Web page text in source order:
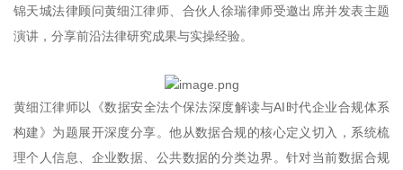
锦天城法律顾问黄细江律师、合伙人徐瑞律师受邀出席并发表主题
演讲，分享前沿法律研究成果与实操经验。
黄细江律师以《数据安全法个保法深度解读与AI时代企业合规体系
构建》为题展开深度分享。他从数据合规的核心定义切入，系统梳
理个人信息、企业数据、公共数据的分类边界。针对当前数据合规